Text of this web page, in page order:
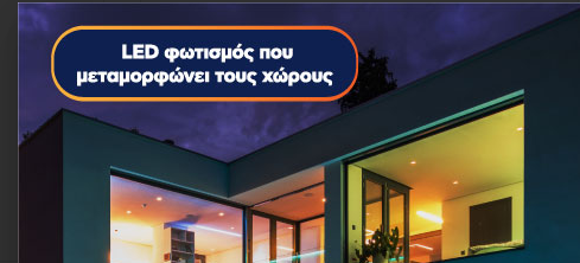
GR-310/30L